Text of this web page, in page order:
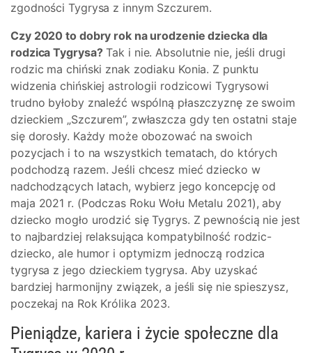
zgodności Tygrysa z innym Szczurem.
Czy 2020 to dobry rok na urodzenie dziecka dla
rodzica Tygrysa?Tak i nie. Absolutnie nie, jeśli drugi
rodzic ma chiński znak zodiaku Konia. Z punktu
widzenia chińskiej astrologii rodzicowi Tygrysowi
trudno byłoby znaleźć wspólną płaszczyznę ze swoim
dzieckiem „Szczurem”, zwłaszcza gdy ten ostatni staje
się dorosły. Każdy może obozować na swoich
pozycjach i to na wszystkich tematach, do których
podchodzą razem. Jeśli chcesz mieć dziecko w
nadchodzących latach, wybierz jego koncepcję od
maja 2021 r. (Podczas Roku Wołu Metalu 2021), aby
dziecko mogło urodzić się Tygrys. Z pewnością nie jest
to najbardziej relaksująca kompatybilność rodzic-
dziecko, ale humor i optymizm jednoczą rodzica
tygrysa z jego dzieckiem tygrysa. Aby uzyskać
bardziej harmonijny związek, a jeśli się nie spieszysz,
poczekaj na Rok Królika 2023.
Pieniądze, kariera i życie społeczne dla